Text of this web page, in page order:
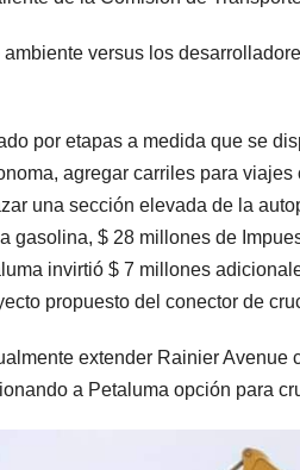
versus los
por etapas a medida que se
agregar carriles para viajes
una sección elevada de la
gasolina, $ 28 millones de
invirtió $ 7 millones
propuesto del conector de
extender Rainier Avenue
a Petaluma opción para